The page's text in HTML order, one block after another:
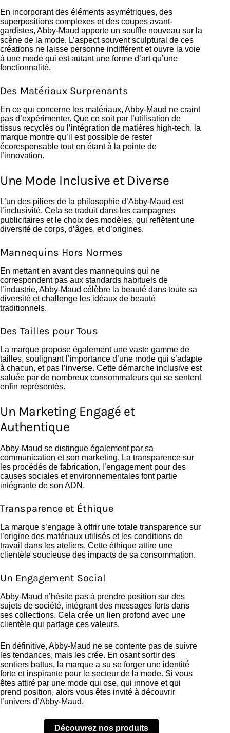
En incorporant des éléments asymétriques, des
superpositions complexes et des coupes avant-
gardistes, Abby-Maud apporte un souffle nouveau sur la
scène de la mode. L’aspect souvent sculptural de ces
créations ne laisse personne indifférent et ouvre la voie
à une mode qui est autant une forme d’art qu’une
fonctionnalité.
Des Matériaux Surprenants
En ce qui concerne les matériaux, Abby-Maud ne craint
pas d’expérimenter. Que ce soit par l’utilisation de
tissus recyclés ou l’intégration de matières high-tech, la
marque montre qu’il est possible de rester
écoresponsable tout en étant à la pointe de
l’innovation.
Une Mode Inclusive et Diverse
L’un des piliers de la philosophie d’Abby-Maud est
l’inclusivité. Cela se traduit dans les campagnes
publicitaires et le choix des modèles, qui reflètent une
diversité de corps, d’âges, et d’origines.
Mannequins Hors Normes
En mettant en avant des mannequins qui ne
correspondent pas aux standards habituels de
l’industrie, Abby-Maud célèbre la beauté dans toute sa
diversité et challenge les idéaux de beauté
traditionnels.
Des Tailles pour Tous
La marque propose également une vaste gamme de
tailles, soulignant l’importance d’une mode qui s’adapte
à chacun, et pas l’inverse. Cette démarche inclusive est
saluée par de nombreux consommateurs qui se sentent
enfin représentés.
Un Marketing Engagé et
Authentique
Abby-Maud se distingue également par sa
communication et son marketing. La transparence sur
les procédés de fabrication, l’engagement pour des
causes sociales et environnementales font partie
intégrante de son ADN.
Transparence et Éthique
La marque s’engage à offrir une totale transparence sur
l’origine des matériaux utilisés et les conditions de
travail dans les ateliers. Cette éthique attire une
clientèle soucieuse des impacts de sa consommation.
Un Engagement Social
Abby-Maud n’hésite pas à prendre position sur des
sujets de société, intégrant des messages forts dans
ses collections. Cela crée un lien profond avec une
clientèle qui partage ces valeurs.
En définitive, Abby-Maud ne se contente pas de suivre
les tendances, mais les crée. En osant sortir des
sentiers battus, la marque a su se forger une identité
forte et inspirante pour le secteur de la mode. Si vous
êtes attiré par une mode qui ose, qui innove et qui
prend position, alors vous êtes invité à découvrir
l’univers d’Abby-Maud.
Découvrez nos produits